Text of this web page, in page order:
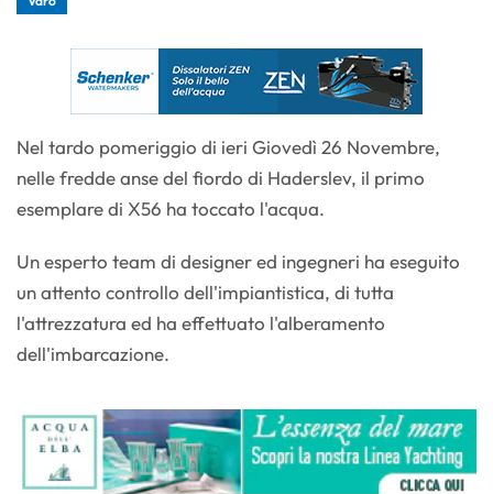
Nel tardo pomeriggio di ieri Giovedì 26 Novembre,
nelle fredde anse del fiordo di Haderslev, il primo
esemplare di X56 ha toccato l'acqua.
Un esperto team di designer ed ingegneri ha eseguito
un attento controllo dell'impiantistica, di tutta
l'attrezzatura ed ha effettuato l'alberamento
dell'imbarcazione.